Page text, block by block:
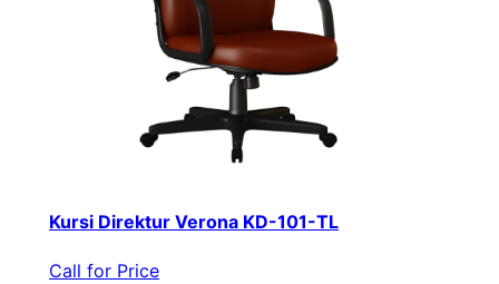
Kursi Direktur Verona KD-101-TL
Call for Price